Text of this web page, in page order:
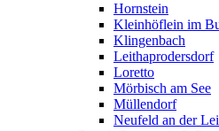
Hornstein
Kleinhöflein im
Klingenbach
Leithaprodersdorf
Loretto
Mörbisch am See
Müllendorf
Neufeld an der